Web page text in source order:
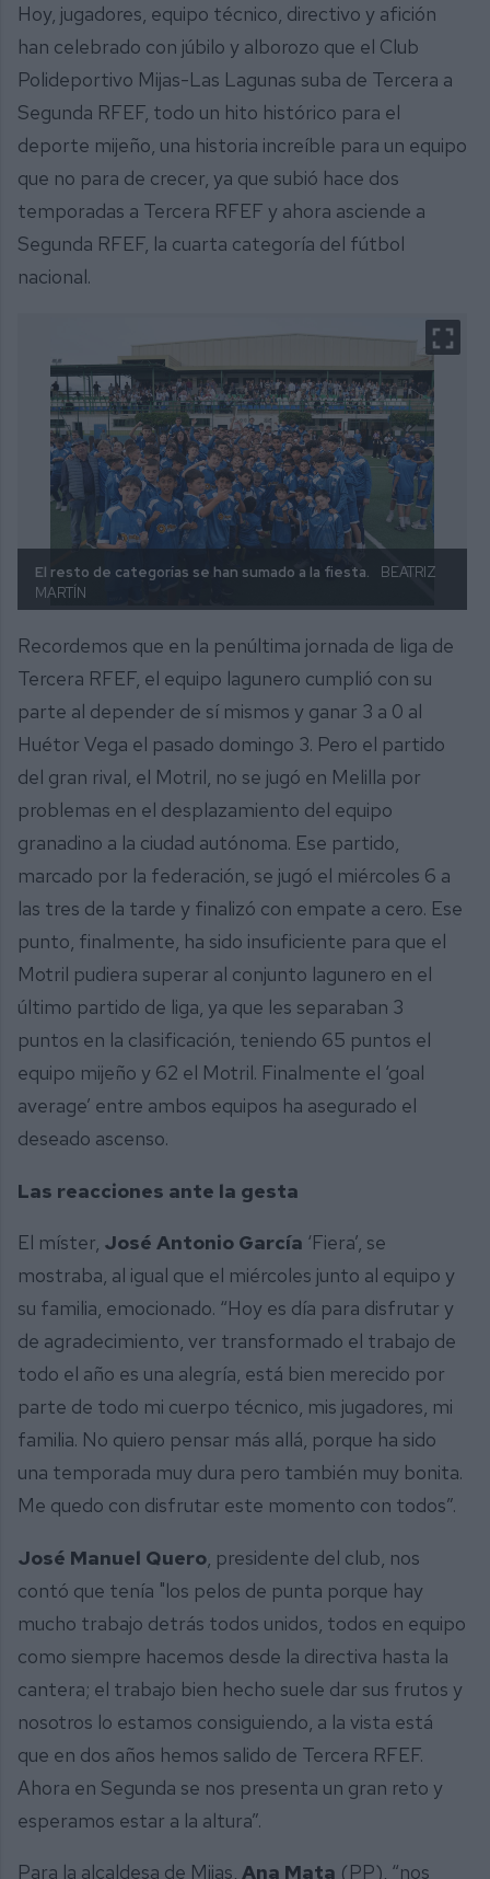
Hoy, jugadores, equipo técnico, directivo y afición
han celebrado con júbilo y alborozo que el Club
Polideportivo Mijas-Las Lagunas suba de Tercera a
Segunda RFEF, todo un hito histórico para el
deporte mijeño, una historia increíble para un equipo
que no para de crecer, ya que subió hace dos
temporadas a Tercera RFEF y ahora asciende a
Segunda RFEF, la cuarta categoría del fútbol
nacional.
El resto de categorías se han sumado a la fiesta.
BEATRIZ
MARTÍN
Recordemos que en la penúltima jornada de liga de
Tercera RFEF, el equipo lagunero cumplió con su
parte al depender de sí mismos y ganar 3 a 0 al
Huétor Vega el pasado domingo 3. Pero el partido
del gran rival, el Motril, no se jugó en Melilla por
problemas en el desplazamiento del equipo
granadino a la ciudad autónoma. Ese partido,
marcado por la federación, se jugó el miércoles 6 a
las tres de la tarde y finalizó con empate a cero. Ese
punto, finalmente, ha sido insuficiente para que el
Motril pudiera superar al conjunto lagunero en el
último partido de liga, ya que les separaban 3
puntos en la clasificación, teniendo 65 puntos el
equipo mijeño y 62 el Motril. Finalmente el ‘goal
average’ entre ambos equipos ha asegurado el
deseado ascenso.
Las reacciones ante la gesta
El míster, José Antonio García ‘Fiera’, se
mostraba, al igual que el miércoles junto al equipo y
su familia, emocionado. “Hoy es día para disfrutar y
de agradecimiento, ver transformado el trabajo de
todo el año es una alegría, está bien merecido por
parte de todo mi cuerpo técnico, mis jugadores, mi
familia. No quiero pensar más allá, porque ha sido
una temporada muy dura pero también muy bonita.
Me quedo con disfrutar este momento con todos”.
José Manuel Quero, presidente del club, nos
contó que tenía "los pelos de punta porque hay
mucho trabajo detrás todos unidos, todos en equipo
como siempre hacemos desde la directiva hasta la
cantera; el trabajo bien hecho suele dar sus frutos y
nosotros lo estamos consiguiendo, a la vista está
que en dos años hemos salido de Tercera RFEF.
Ahora en Segunda se nos presenta un gran reto y
esperamos estar a la altura”.
Para la alcaldesa de Mijas, Ana Mata (PP), “nos